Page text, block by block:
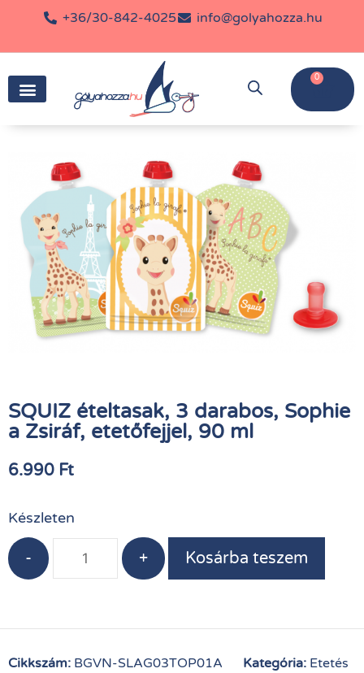
+36/30-842-4025 info@golyahozza.hu
0
SQUIZ ételtasak, 3 darabos, Sophie
a Zsiráf, etetőfejjel, 90 ml
6.990 Ft
Készleten
- + Kosárba teszem
Cikkszám: BGVN-SLAG03TOP01A Kategória: Etetés